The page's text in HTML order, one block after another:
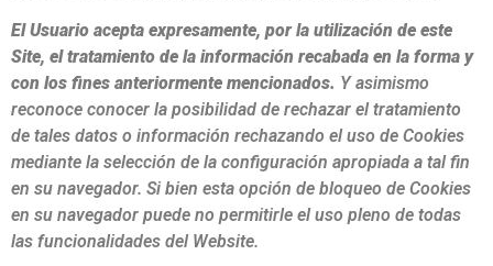
El Usuario acepta expresamente, por la utilización de este
Site, el tratamiento de la información recabada en la forma y
con los fines anteriormente mencionados. Y asimismo
reconoce conocer la posibilidad de rechazar el tratamiento
de tales datos o información rechazando el uso de Cookies
mediante la selección de la configuración apropiada a tal fin
en su navegador. Si bien esta opción de bloqueo de Cookies
en su navegador puede no permitirle el uso pleno de todas
las funcionalidades del Website.